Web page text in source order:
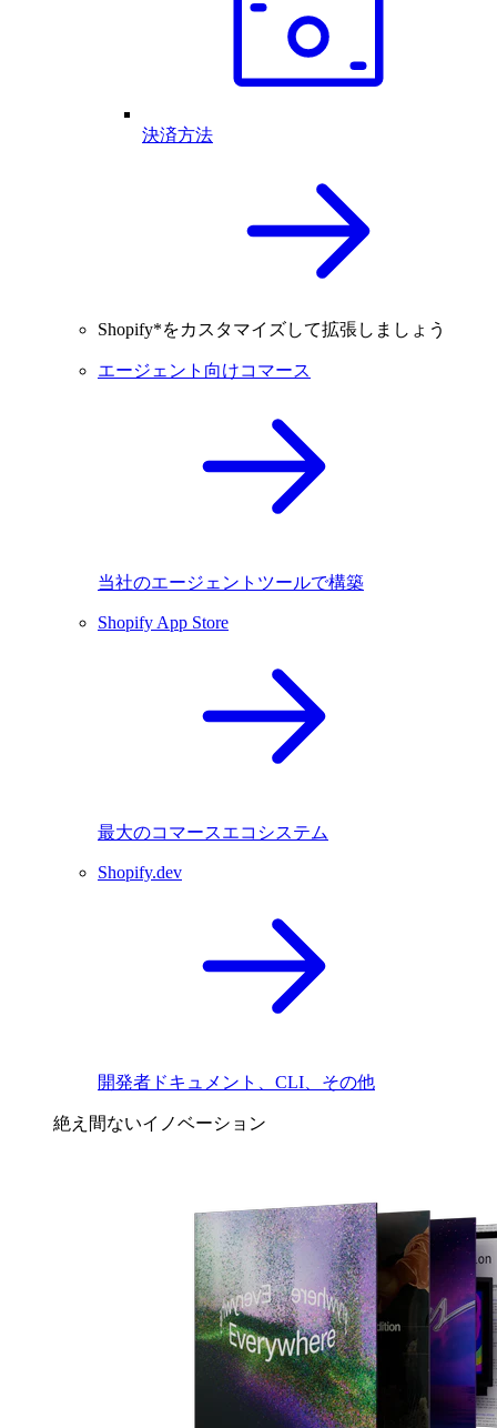
決済方法
Shopify*をカスタマイズして拡張しましょう
エージェント向けコマース
当社のエージェントツールで構築
Shopify App Store
最大のコマースエコシステム
Shopify.dev
開発者ドキュメント、CLI、その他
絶え間ないイノベーション